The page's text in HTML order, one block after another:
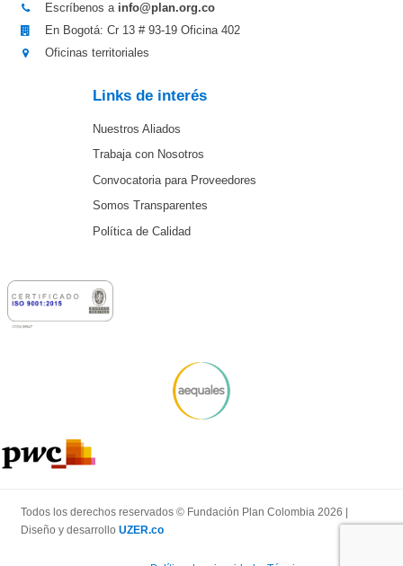
Escríbenos a info@plan.org.co
En Bogotá: Cr 13 # 93-19 Oficina 402
Oficinas territoriales
Links de interés
Nuestros Aliados
Trabaja con Nosotros
Convocatoria para Proveedores
Somos Transparentes
Política de Calidad
Todos los derechos reservados © Fundación Plan Colombia 2026 |
Diseño y desarrollo UZER.co